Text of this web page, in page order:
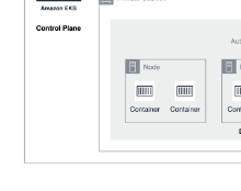
Well-Architected
EKSにkubectlで接続する
Manifestファイルを使って